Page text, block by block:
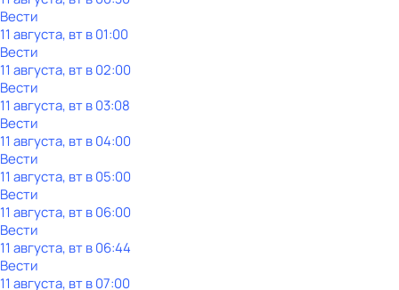
Вести
11 августа, вт в 01:00
Вести
11 августа, вт в 02:00
Вести
11 августа, вт в 03:08
Вести
11 августа, вт в 04:00
Вести
11 августа, вт в 05:00
Вести
11 августа, вт в 06:00
Вести
11 августа, вт в 06:44
Вести
11 августа, вт в 07:00